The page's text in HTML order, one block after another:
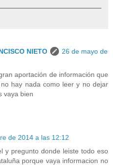
NIETO
26 de mayo de
aportación de información que
hay nada como leer y no dejar
vaya bien
de 2014 a las 12:12
y pregunto donde leiste todo eso
porque vaya informacion no